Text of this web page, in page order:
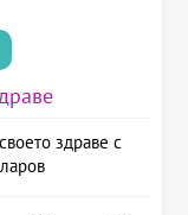
здраве с